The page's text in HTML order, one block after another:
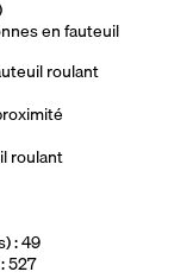
en fauteuil
roulant
roulant
: 49
527